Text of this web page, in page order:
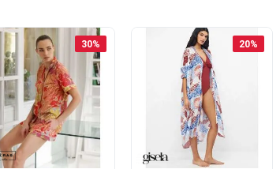
Kupi ovdje
30% 20%